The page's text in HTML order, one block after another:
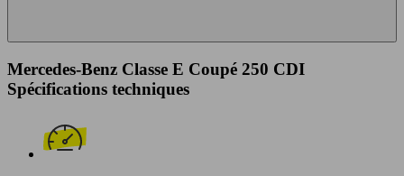
Mercedes-Benz Classe E Coupé 250 CDI
Spécifications techniques